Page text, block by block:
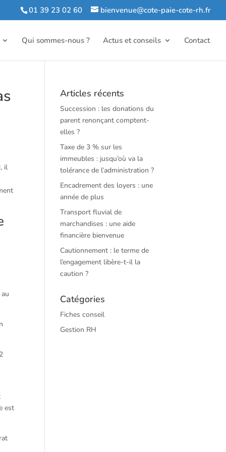
01 39 23 02 60 bienvenue@cote-paie-cote-rh.fr
Qui sommes-nous ? Actus et conseils Contact
il
est
Articles récents
Succession : les donations du
parent renonçant comptent-
elles ?
Taxe de 3 % sur les
immeubles : jusqu’où va la
tolérance de l’administration ?
Encadrement des loyers : une
année de plus
Transport fluvial de
marchandises : une aide
financière bienvenue
Cautionnement : le terme de
l’engagement libère-t-il la
caution ?
Catégories
Fiches conseil
Gestion RH